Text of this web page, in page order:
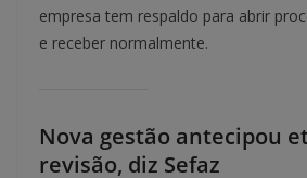
empresa tem respaldo para abrir
e receber normalmente.
Nova gestão antecipou
revisão, diz Sefaz